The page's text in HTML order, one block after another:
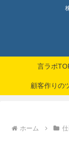
言ラボ
顧客作りの
ホーム